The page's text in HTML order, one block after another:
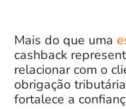
Mais do que uma
cashback
relacionar com o
obrigação
fortalece a